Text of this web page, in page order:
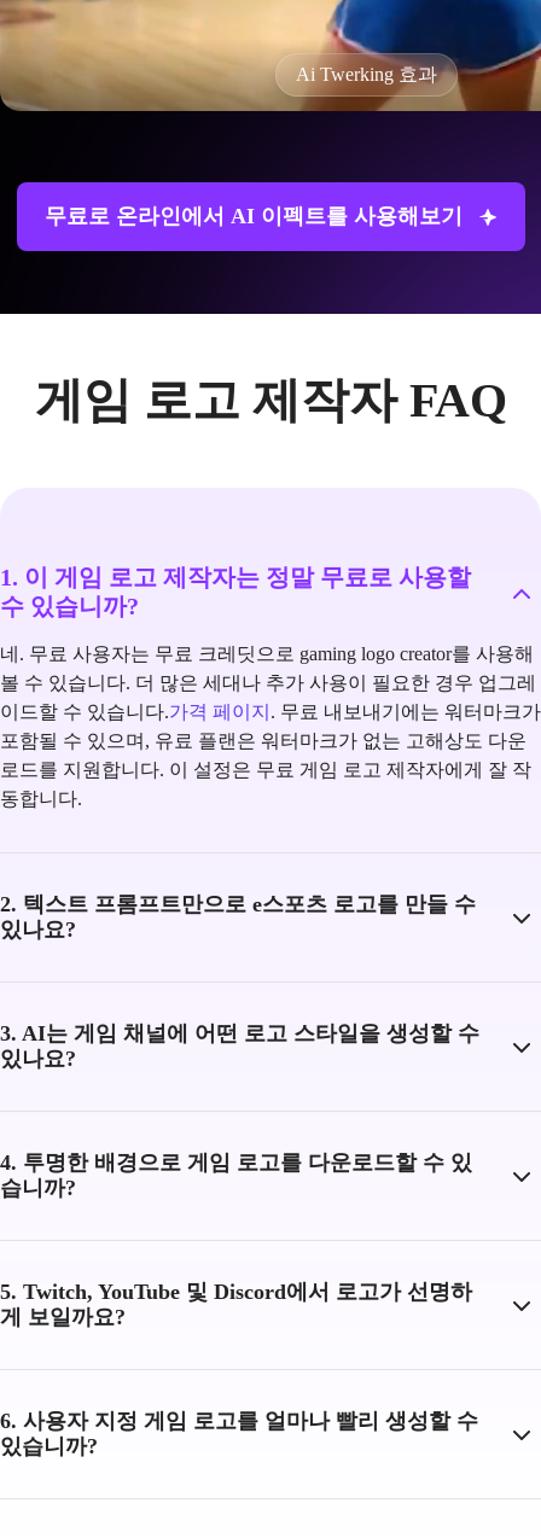
Ai Twerking 효과
무료로 온라인에서 AI 이펙트를 사용해보기
게임 로고 제작자 FAQ
1. 이 게임 로고 제작자는 정말 무료로 사용할
수 있습니까?
네. 무료 사용자는 무료 크레딧으로 gaming logo creator를 사용해
볼 수 있습니다. 더 많은 세대나 추가 사용이 필요한 경우 업그레
이드할 수 있습니다.가격 페이지 . 무료 내보내기에는 워터마크가
포함될 수 있으며, 유료 플랜은 워터마크가 없는 고해상도 다운
로드를 지원합니다. 이 설정은 무료 게임 로고 제작자에게 잘 작
동합니다.
2. 텍스트 프롬프트만으로 e스포츠 로고를 만들 수
있나요?
3. AI는 게임 채널에 어떤 로고 스타일을 생성할 수
있나요?
4. 투명한 배경으로 게임 로고를 다운로드할 수 있
습니까?
5. Twitch, YouTube 및 Discord에서 로고가 선명하
게 보일까요?
6. 사용자 지정 게임 로고를 얼마나 빨리 생성할 수
있습니까?